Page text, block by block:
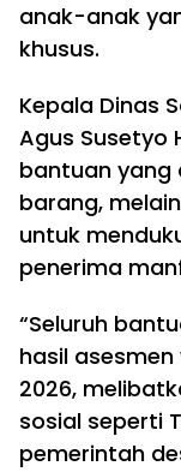
anak-anak
khusus.
Kepala Dinas
Agus Susetyo
bantuan yang
barang,
untuk
penerima
“Seluruh
hasil
2026,
sosial seperti
pemerintah